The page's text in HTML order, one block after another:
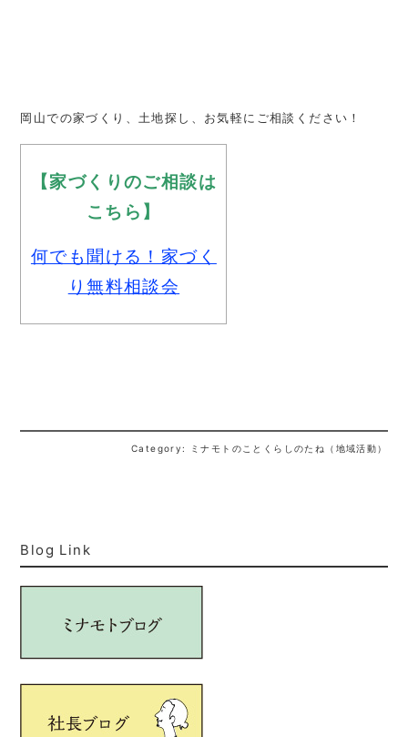
Blog Link
岡山での家づくり、土地探し、お気軽にご相談ください！
【家づくりのご相談は
こちら】
何でも聞ける！家づく
り無料相談会
Category: ミナモトのことくらしのたね（地域活動）